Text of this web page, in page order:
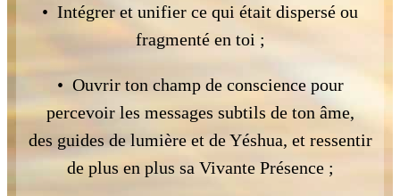
• Intégrer et unifier ce qui était dispersé ou
fragmenté en toi ;
• Ouvrir ton champ de conscience pour
percevoir les messages subtils de ton âme,
des guides de lumière et de Yéshua, et ressentir
de plus en plus sa Vivante Présence ;